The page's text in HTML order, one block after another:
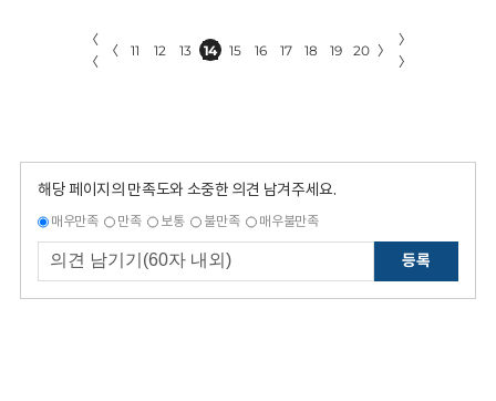
〈
〈
〈 11 12 13 14 15 16 17 18 19 20 〉
〉
〉
해당 페이지의 만족도와 소중한 의견 남겨주세요.
매우만족 만족 보통 불만족 매우불만족
등록